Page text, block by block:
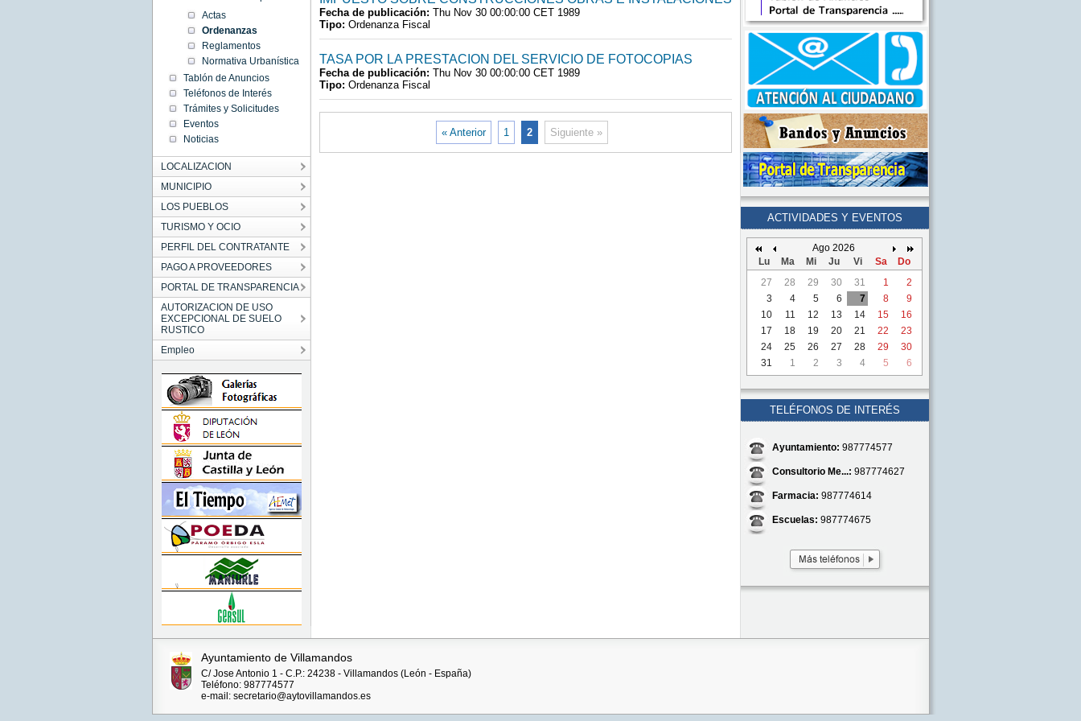
Actas
Ordenanzas
Reglamentos
Normativa Urbanística
Tablón de Anuncios
Teléfonos de Interés
Trámites y Solicitudes
Eventos
Noticias
LOCALIZACION
MUNICIPIO
LOS PUEBLOS
TURISMO Y OCIO
PERFIL DEL CONTRATANTE
PAGO A PROVEEDORES
PORTAL DE TRANSPARENCIA
AUTORIZACION DE USO
EXCEPCIONAL DE SUELO
RUSTICO
Empleo
Fecha de publicación: Thu Nov 30 00:00:00 CET 1989
Tipo: Ordenanza Fiscal
TASA POR LA PRESTACION DEL SERVICIO DE FOTOCOPIAS
Fecha de publicación: Thu Nov 30 00:00:00 CET 1989
Tipo: Ordenanza Fiscal
« Anterior 1 2 Siguiente »
ACTIVIDADES Y EVENTOS
Ago 2026
Lu
Ma Mi Ju Vi Sa
Do
27
28 29 30 31 1
2
3
4 5 6 7 8
9
10
11 12 13 14 15
16
17
18 19 20 21 22
23
24
25 26 27 28 29
30
31
1 2 3 4 5 6
TELÉFONOS DE INTERÉS
Ayuntamiento: 987774577
Consultorio Me...: 987774627
Farmacia: 987774614
Escuelas: 987774675
Ayuntamiento de Villamandos
C/ Jose Antonio 1 - C.P.: 24238 - Villamandos (León - España)
Teléfono: 987774577
e-mail: secretario@aytovillamandos.es